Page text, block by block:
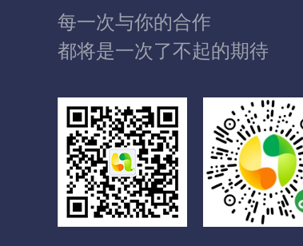
每一次与你的合作
都将是一次了不起的期待